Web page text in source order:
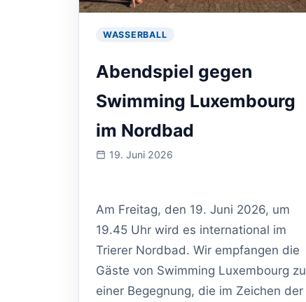
WASSERBALL
Abendspiel gegen
Swimming Luxembourg
im Nordbad
Veranstaltung
19. Juni 2026
Am Freitag, den 19. Juni 2026, um
19.45 Uhr wird es international im
Trierer Nordbad. Wir empfangen die
Gäste von Swimming Luxembourg zu
einer Begegnung, die im Zeichen der